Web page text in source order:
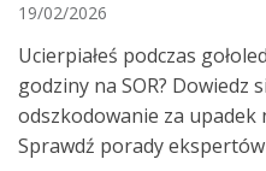
19/02/2026
Ucierpiałeś podczas
godziny na SOR? Dowiedz
odszkodowanie za upadek
Sprawdź porady